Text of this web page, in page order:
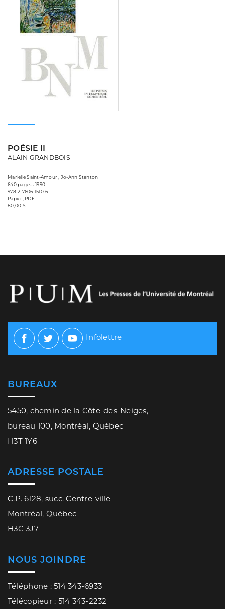
POÉSIE II
ALAIN GRANDBOIS
Marielle Saint-Amour , Jo-Ann Stanton
640 pages • 1990
978-2-7606-1510-6
Papier, PDF
80,00 $
Facebook
TwitterYoutube
Infolettre
BUREAUX
5450, chemin de la Côte-des-Neiges,
bureau 100, Montréal, Québec
H3T 1Y6
ADRESSE POSTALE
C.P. 6128, succ. Centre-ville
Montréal, Québec
H3C 3J7
NOUS JOINDRE
Téléphone : 514 343-6933
Télécopieur : 514 343-2232